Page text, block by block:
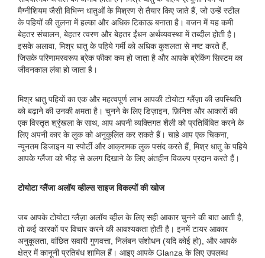
मैग्नीशियम जैसी विभिन्न धातुओं के मिश्रण से तैयार किए जाते हैं, जो उन्हें स्टील
के पहियों की तुलना में हल्का और अधिक टिकाऊ बनाता है। वजन में यह कमी
बेहतर संचालन, बेहतर त्वरण और बेहतर ईंधन अर्थव्यवस्था में तब्दील होती है।
इसके अलावा, मिश्र धातु के पहिये गर्मी को अधिक कुशलता से नष्ट करते हैं,
जिसके परिणामस्वरूप ब्रेक फीका कम हो जाता है और आपके ब्रेकिंग सिस्टम का
जीवनकाल लंबा हो जाता है।
मिश्र धातु पहियों का एक और महत्वपूर्ण लाभ आपकी टोयोटा ग्लैंज़ा की उपस्थिति
को बढ़ाने की उनकी क्षमता है। चुनने के लिए डिज़ाइन, फ़िनिश और आकारों की
एक विस्तृत श्रृंखला के साथ, आप अपनी व्यक्तिगत शैली को प्रतिबिंबित करने के
लिए अपनी कार के लुक को अनुकूलित कर सकते हैं। चाहे आप एक चिकना,
न्यूनतम डिजाइन या स्पोर्टी और आक्रामक लुक पसंद करते हैं, मिश्र धातु के पहिये
आपके ग्लैंजा को भीड़ से अलग दिखाने के लिए अंतहीन विकल्प प्रदान करते हैं।
टोयोटा ग्लैंजा अलॉय व्हील्स साइज विकल्पों की खोज
जब आपके टोयोटा ग्लैंज़ा अलॉय व्हील के लिए सही आकार चुनने की बात आती है,
तो कई कारकों पर विचार करने की आवश्यकता होती है। इनमें टायर आकार
अनुकूलता, वांछित सवारी गुणवत्ता, निलंबन संशोधन (यदि कोई हो), और आपके
क्षेत्र में कानूनी प्रतिबंध शामिल हैं। आइए आपके Glanza के लिए उपलब्ध